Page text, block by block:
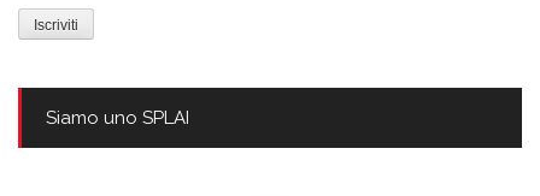
mail
Siamo uno SPLAI